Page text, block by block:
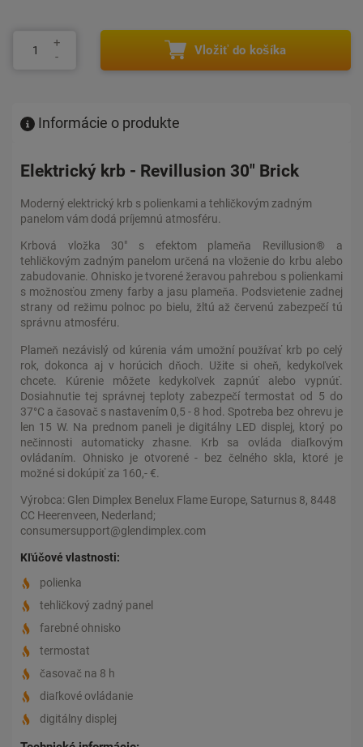
Vložiť do košíka
Informácie o produkte
Elektrický krb - Revillusion 30" Brick
Moderný elektrický krb s polienkami a tehličkovým zadným
panelom vám dodá príjemnú atmosféru.
Krbová vložka 30" s efektom plameňa Revillusion® a
tehličkovým zadným panelom určená na vloženie do krbu alebo
zabudovanie. Ohnisko je tvorené žeravou pahrebou s polienkami
s možnosťou zmeny farby a jasu plameňa. Podsvietenie zadnej
strany od režimu polnoc po bielu, žltú až červenú zabezpečí tú
správnu atmosféru.
Plameň nezávislý od kúrenia vám umožní používať krb po celý
rok, dokonca aj v horúcich dňoch. Užite si oheň, kedykoľvek
chcete. Kúrenie môžete kedykoľvek zapnúť alebo vypnúť.
Dosiahnutie tej správnej teploty zabezpečí termostat od 5 do
37°C a časovač s nastavením 0,5 - 8 hod. Spotreba bez ohrevu je
len 15 W. Na prednom paneli je digitálny LED displej, ktorý po
nečinnosti automaticky zhasne. Krb sa ovláda diaľkovým
ovládaním. Ohnisko je otvorené - bez čelného skla, ktoré je
možné si dokúpiť za 160,- €.
Výrobca: Glen Dimplex Benelux Flame Europe, Saturnus 8, 8448
CC Heerenveen, Nederland;
consumersupport@glendimplex.com
Kľúčové vlastnosti:
polienka
tehličkový zadný panel
farebné ohnisko
termostat
časovač na 8 h
diaľkové ovládanie
digitálny displej